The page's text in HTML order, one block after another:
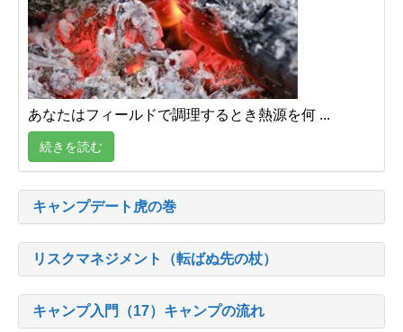
あなたはフィールドで調理するとき熱源を何 ...
続きを読む
キャンプデート虎の巻
リスクマネジメント（転ばぬ先の杖）
キャンプ入門（17）キャンプの流れ